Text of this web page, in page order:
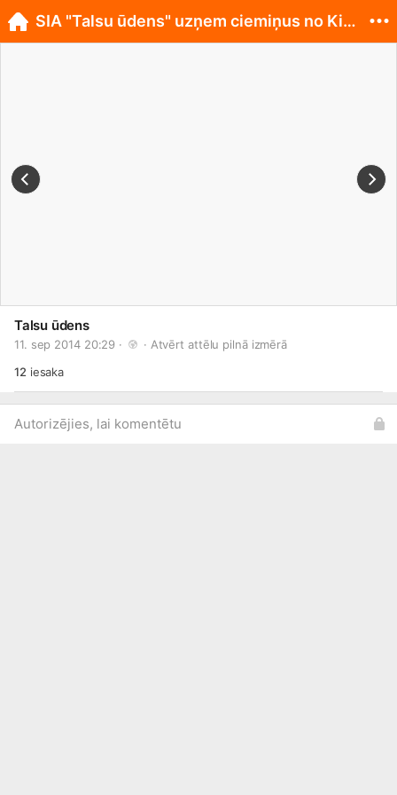
Talsu ūdens
11. sep 2014 20:29 · · Atvērt attēlu pilnā izmērā
12 iesaka
Autorizējies, lai komentētu
SIA "Talsu ūdens" uzņem ciemiņus no Kirgizstānas